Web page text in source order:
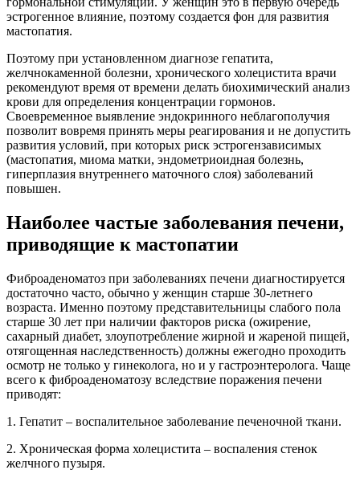
эстрогенное влияние, поэтому создается фон для развития
мастопатия.
Поэтому при установленном диагнозе гепатита,
желчнокаменной болезни, хронического холецистита врачи
рекомендуют время от времени делать биохимический анализ
крови для определения концентрации гормонов.
Своевременное выявление эндокринного неблагополучия
позволит вовремя принять меры реагирования и не допустить
развития условий, при которых риск эстрогензависимых
(мастопатия, миома матки, эндометриоидная болезнь,
гиперплазия внутреннего маточного слоя) заболеваний
повышен.
Наиболее частые заболевания печени,
приводящие к мастопатии
Фиброаденоматоз при заболеваниях печени диагностируется
достаточно часто, обычно у женщин старше 30-летнего
возраста. Именно поэтому представительницы слабого пола
старше 30 лет при наличии факторов риска (ожирение,
сахарный диабет, злоупотребление жирной и жареной пищей,
отягощенная наследственность) должны ежегодно проходить
осмотр не только у гинеколога, но и у гастроэнтеролога. Чаще
всего к фиброаденоматозу вследствие поражения печени
приводят:
1. Гепатит – воспалительное заболевание печеночной ткани.
2. Хроническая форма холецистита – воспаления стенок
желчного пузыря.